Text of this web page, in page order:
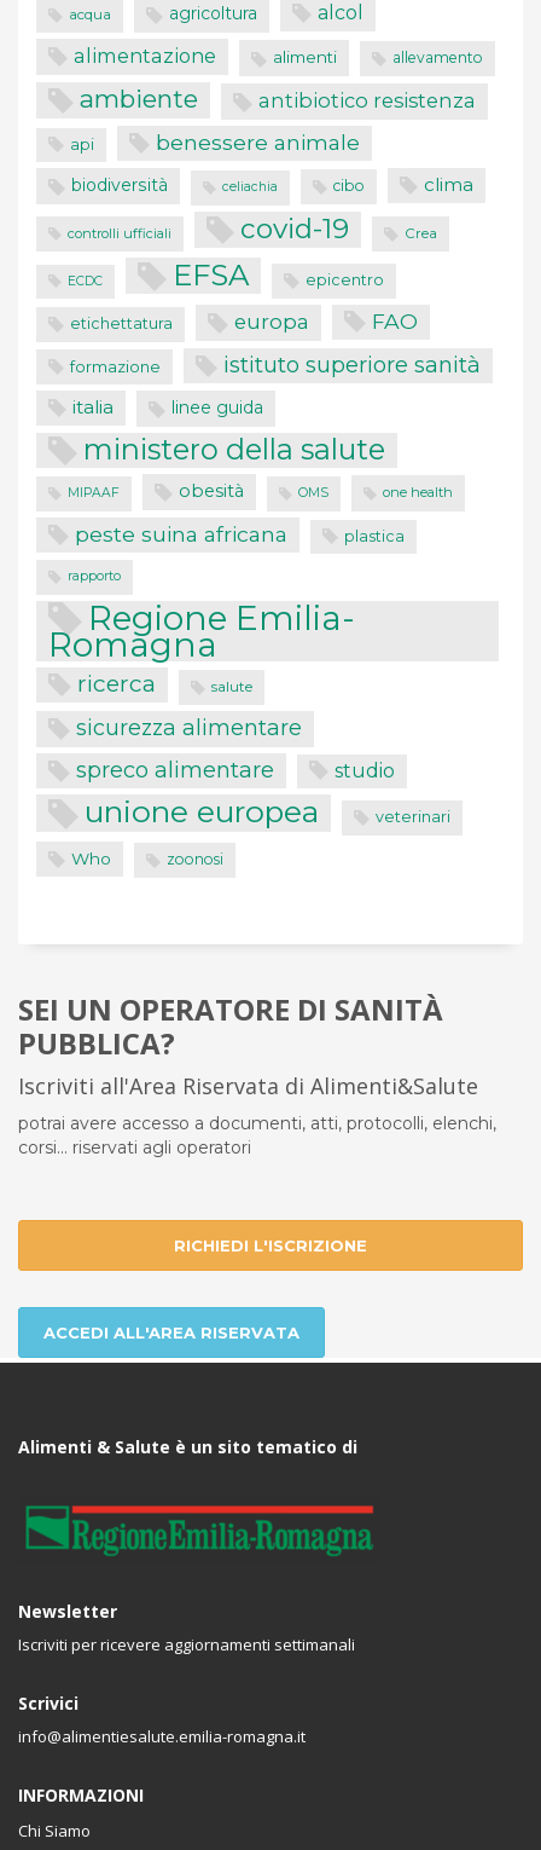
acqua agricoltura alcol
alimentazione alimenti allevamento
ambiente antibiotico resistenza
api benessere animale
biodiversità celiachia cibo clima
controlli ufficiali covid-19 Crea
ECDC EFSA epicentro
etichettatura europa FAO
formazione istituto superiore sanità
italia linee guida
ministero della salute
MIPAAF obesità OMS one health
peste suina africana plastica
rapporto
Regione Emilia-
Romagna
ricerca salute
sicurezza alimentare
spreco alimentare studio
unione europea veterinari
Who zoonosi
SEI UN OPERATORE DI SANITÀ
PUBBLICA?
Iscriviti all'Area Riservata di Alimenti&Salute
potrai avere accesso a documenti, atti, protocolli, elenchi,
corsi... riservati agli operatori
RICHIEDI L'ISCRIZIONE
ACCEDI ALL'AREA RISERVATA
Alimenti & Salute è un sito tematico di
Newsletter
Iscriviti per ricevere aggiornamenti settimanali
Scrivici
info@alimentiesalute.emilia-romagna.it
INFORMAZIONI
Chi Siamo